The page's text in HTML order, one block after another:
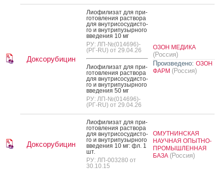
Доксорубицин
Ли­офи­лизат для при­
готов­ле­ния рас­тво­ра
для внут­ри­сосу­дис­то­
го и внут­ри­пузыр­но­го
вве­дения 10 мг
РУ: ЛП-№(014696)-
(РГ-RU) от 29.04.26
Ли­офи­лизат для при­
готов­ле­ния рас­тво­ра
для внут­ри­сосу­дис­то­
го и внут­ри­пузыр­но­го
вве­дения 50 мг
РУ: ЛП-№(014696)-
(РГ-RU) от 29.04.26
ОЗОН МЕДИКА
(Россия)
Произведено: ОЗОН
ФАРМ (Россия)
Доксорубицин
Ли­офи­лизат для при­
готов­ле­ния рас­тво­ра
для внут­ри­сосу­дис­то­
го и внут­ри­пузыр­но­го
вве­дения 10 мг: фл. 1
шт.
РУ: ЛП-003280 от
30.10.15
ОМУТНИНСКАЯ
НАУЧНАЯ ОПЫТНО-
ПРОМЫШЛЕННАЯ
БАЗА (Россия)